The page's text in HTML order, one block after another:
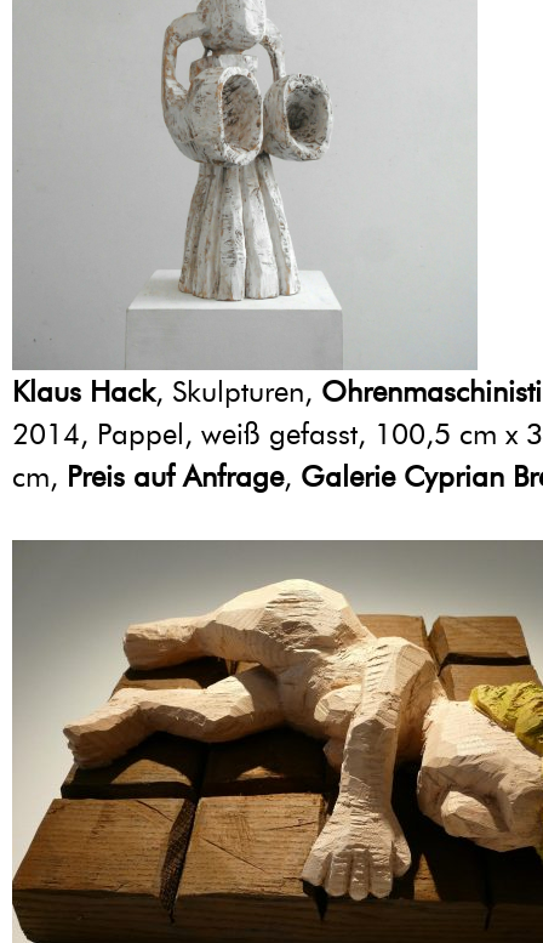
Klaus Hack, Skulpturen,
2014, Pappel, weiß gefasst, 100,5 cm x
cm, Preis auf Anfrage, Galerie Cyprian